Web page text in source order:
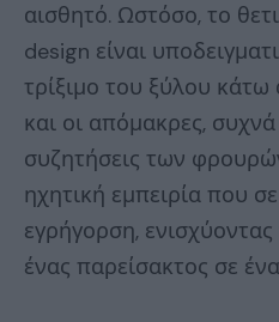
αισθητό. Ωστόσο, το
design είναι
τρίξιμο του ξύλου
και οι απόμακρες, συχνά
συζητήσεις των
ηχητική εμπειρία που
εγρήγορση,
ένας παρείσακτος σε